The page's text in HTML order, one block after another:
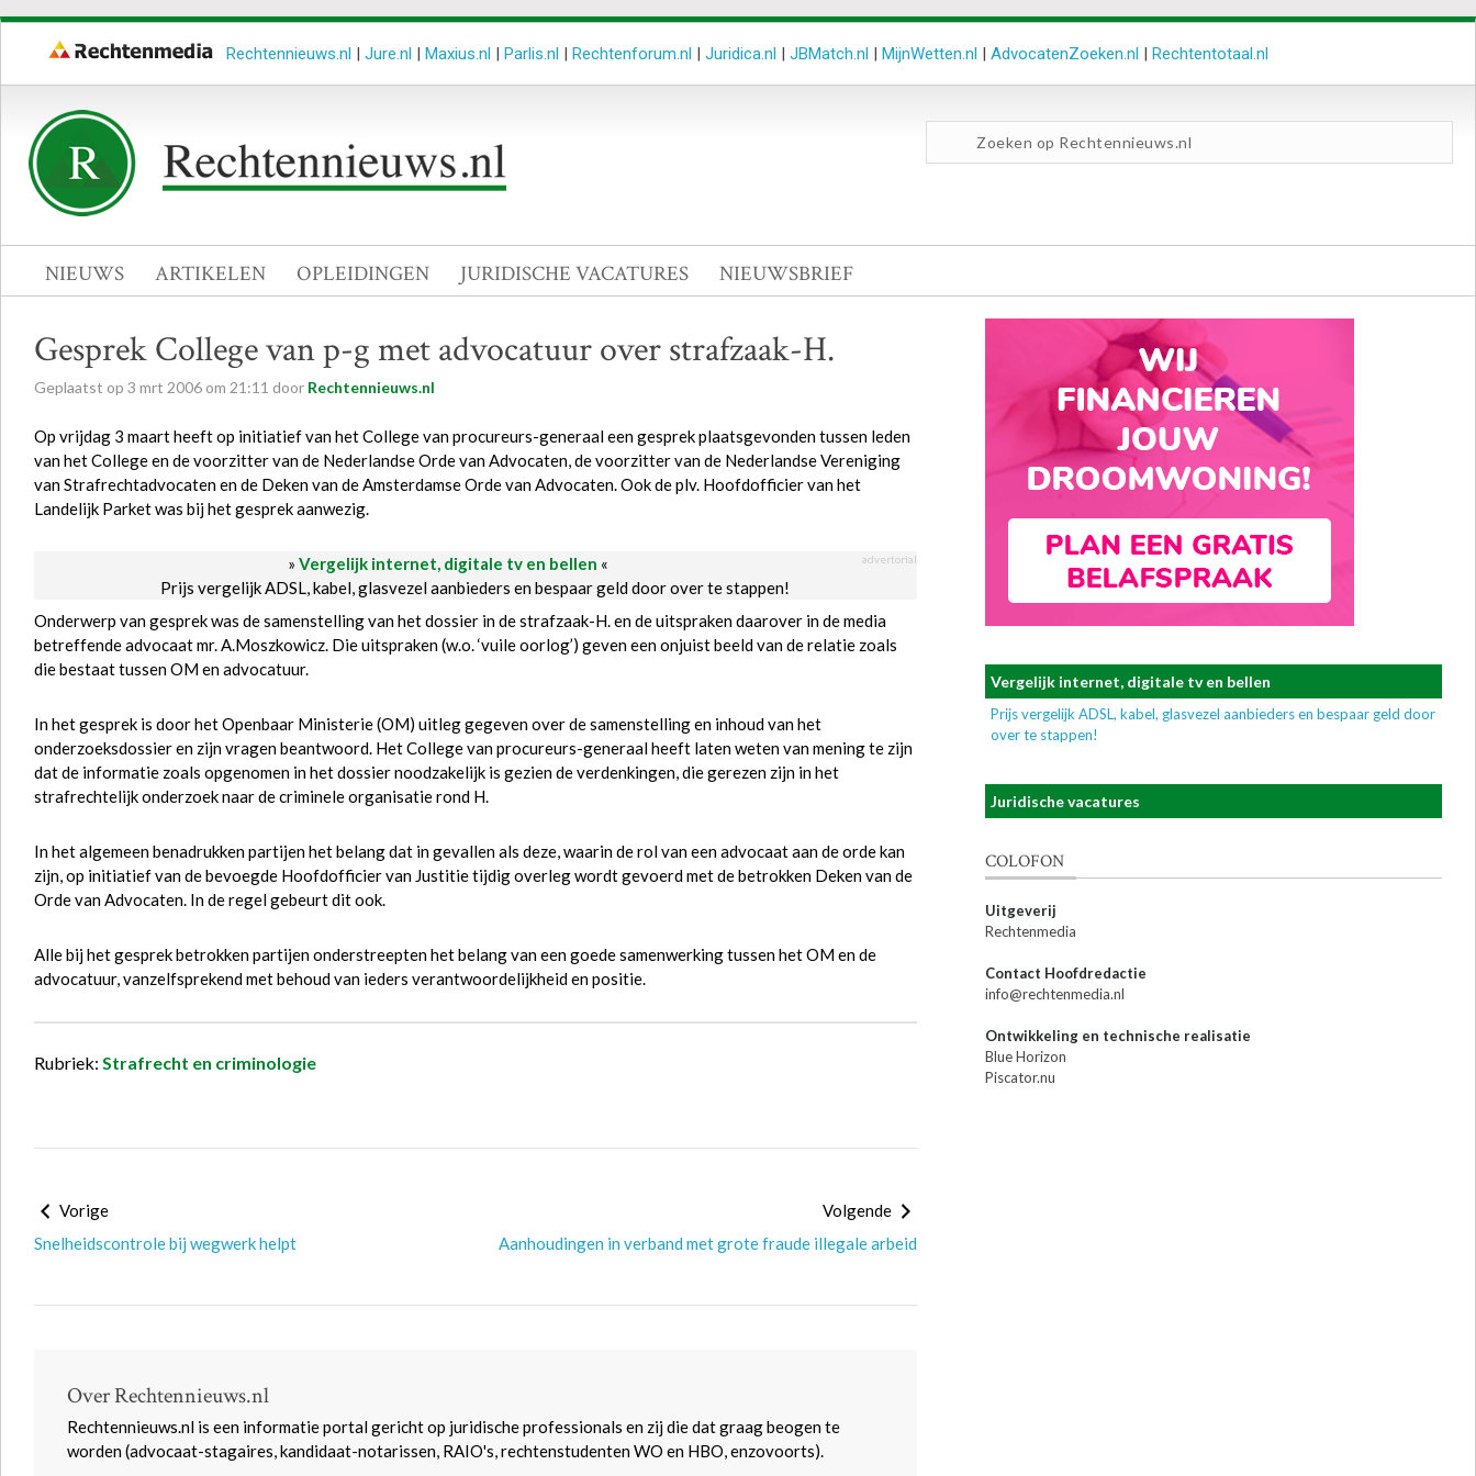
Rechtennieuws.nl | Jure.nl | Maxius.nl | Parlis.nl | Rechtenforum.nl | Juridica.nl | JBMatch.nl | MijnWetten.nl | AdvocatenZoeken.nl | Rechtentotaal.nl
NIEUWS ARTIKELEN OPLEIDINGEN JURIDISCHE VACATURES NIEUWSBRIEF
Gesprek College van p-g met advocatuur over strafzaak-H.
Geplaatst op 3 mrt 2006 om 21:11 door Rechtennieuws.nl
Op vrijdag 3 maart heeft op initiatief van het College van procureurs-generaal een gesprek plaatsgevonden tussen leden
van het College en de voorzitter van de Nederlandse Orde van Advocaten, de voorzitter van de Nederlandse Vereniging
van Strafrechtadvocaten en de Deken van de Amsterdamse Orde van Advocaten. Ook de plv. Hoofdofficier van het
Landelijk Parket was bij het gesprek aanwezig.
» Vergelijk internet, digitale tv en bellen « advertorial
Prijs vergelijk ADSL, kabel, glasvezel aanbieders en bespaar geld door over te stappen!
Onderwerp van gesprek was de samenstelling van het dossier in de strafzaak-H. en de uitspraken daarover in de media
betreffende advocaat mr. A.Moszkowicz. Die uitspraken (w.o. ‘vuile oorlog’) geven een onjuist beeld van de relatie zoals
die bestaat tussen OM en advocatuur.
In het gesprek is door het Openbaar Ministerie (OM) uitleg gegeven over de samenstelling en inhoud van het
onderzoeksdossier en zijn vragen beantwoord. Het College van procureurs-generaal heeft laten weten van mening te zijn
dat de informatie zoals opgenomen in het dossier noodzakelijk is gezien de verdenkingen, die gerezen zijn in het
strafrechtelijk onderzoek naar de criminele organisatie rond H.
In het algemeen benadrukken partijen het belang dat in gevallen als deze, waarin de rol van een advocaat aan de orde kan
zijn, op initiatief van de bevoegde Hoofdofficier van Justitie tijdig overleg wordt gevoerd met de betrokken Deken van de
Orde van Advocaten. In de regel gebeurt dit ook.
Alle bij het gesprek betrokken partijen onderstreepten het belang van een goede samenwerking tussen het OM en de
advocatuur, vanzelfsprekend met behoud van ieders verantwoordelijkheid en positie.
Rubriek: Strafrecht en criminologie
Vorige
Snelheidscontrole bij wegwerk helpt
Volgende
Aanhoudingen in verband met grote fraude illegale arbeid
Over Rechtennieuws.nl
Rechtennieuws.nl is een informatie portal gericht op juridische professionals en zij die dat graag beogen te
worden (advocaat-stagaires, kandidaat-notarissen, RAIO's, rechtenstudenten WO en HBO, enzovoorts).
Vergelijk internet, digitale tv en bellen
Prijs vergelijk ADSL, kabel, glasvezel aanbieders en bespaar geld door
over te stappen!
Juridische vacatures
COLOFON
Uitgeverij
Rechtenmedia
Contact Hoofdredactie
info@rechtenmedia.nl
Ontwikkeling en technische realisatie
Blue Horizon
Piscator.nu